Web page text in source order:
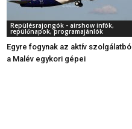
Repülésrajongók - airshow infók,
repülőnapok, programajánlók
Egyre fogynak az aktív szolgálatból
a Malév egykori gépei